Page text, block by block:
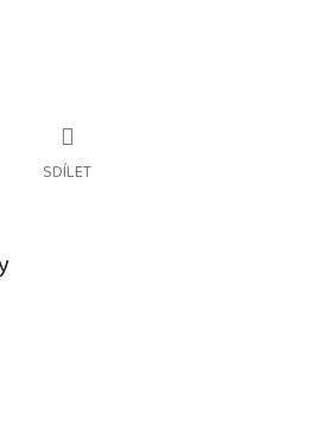
SDÍLET